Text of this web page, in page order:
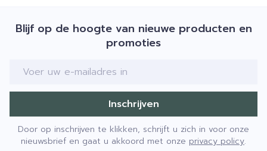
Blijf op de hoogte van nieuwe producten en
promoties
E-mail adres
Inschrijven
Door op inschrijven te klikken, schrijft u zich in voor onze
nieuwsbrief en gaat u akkoord met onze privacy policy.